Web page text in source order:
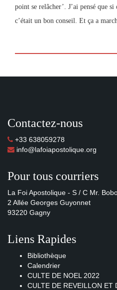
point se relâcher’. J’ai pensé que
c’était un bon conseil. Et ça a
Contactez-nous
+33 638059278
info@lafoiapostolique.org
Pour tous courriers
La Foi Apostolique - S / C Mr.
2 Allée Georges Guyonnet
93220 Gagny
Liens Rapides
Bibliothèque
Calendrier
CULTE DE NOEL 2022
CULTE DE REVEILLON ET